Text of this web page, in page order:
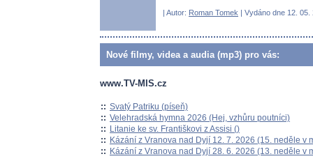
| Autor: Roman Tomek | Vydáno dne 12.
Nové filmy, videa a audia (mp3) pro vás:
www.TV-MIS.cz
:: Svatý Patriku (píseň)
:: Velehradská hymna 2026 (Hej, vzhůru poutníci)
:: Litanie ke sv. Františkovi z Assisi ()
:: Kázání z Vranova nad Dyjí 12. 7. 2026 (15. neděle v
:: Kázání z Vranova nad Dyjí 28. 6. 2026 (13. neděle v